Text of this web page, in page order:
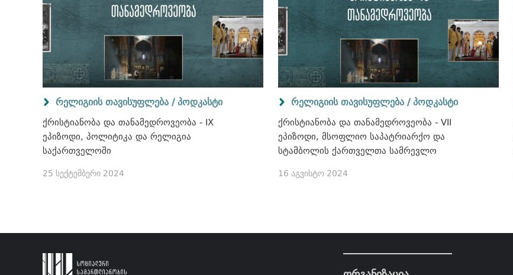
რელიგიის თავისუფლება / პოდკასტი
ქრისტიანობა და თანამედროვეობა - IX
ეპიზოდი, პოლიტიკა და რელიგია
საქართველოში
25 სექტემბერი 2024
რელიგიის თავისუფლება / პოდკასტი
ქრისტიანობა და თანამედროვეობა - VII
ეპიზოდი, მსოფლიო საპატრიარქო და
სტამბოლის ქართველთა სამრევლო
16 აგვისტო 2024